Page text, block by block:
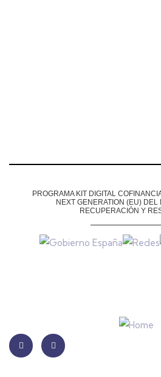
PROGRAMA KIT DIGITAL
NEXT GENERATION (EU)DEL
RECUPERACIÓN Y